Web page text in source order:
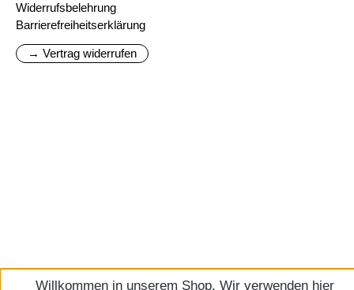
Widerrufsbelehrung
Barrierefreiheitserklärung
→ Vertrag widerrufen
Willkommen in unserem Shop. Wir verwenden hier